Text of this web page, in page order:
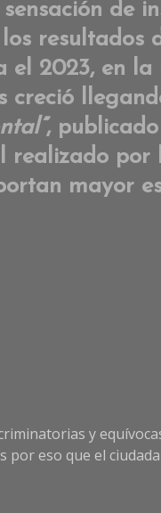
de
resultados
el 2023, en
creció
,
realizado por
mayor
y
eso que el